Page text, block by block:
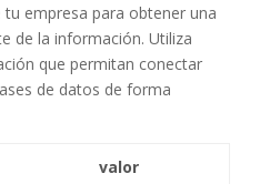
empresa para obtener ⁢una
de la información. Utiliza
que permitan conectar‍
de datos de forma
valor